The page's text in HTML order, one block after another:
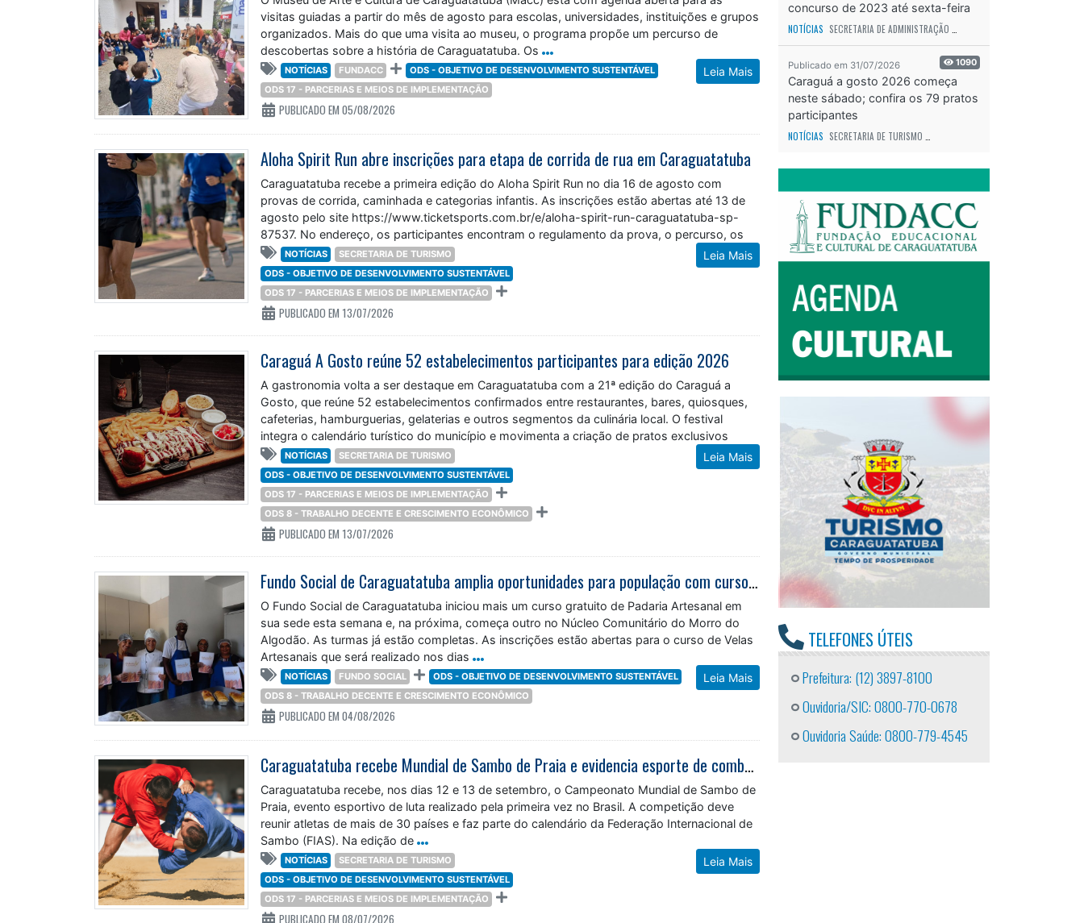
visitas guiadas a partir do mês de agosto para escolas, universidades, instituições e grupos
organizados. Mais do que uma visita ao museu, o programa propõe um percurso de
descobertas sobre a história de Caraguatatuba. Os
Leia Mais
NOTÍCIAS FUNDACC
ODS - OBJETIVO DE DESENVOLVIMENTO SUSTENTÁVEL
ODS 17 - PARCERIAS E MEIOS DE IMPLEMENTAÇÃO
PUBLICADO EM 05/08/2026
Aloha Spirit Run abre inscrições para etapa de corrida de rua em Caraguatatuba
Caraguatatuba recebe a primeira edição do Aloha Spirit Run no dia 16 de agosto com
provas de corrida, caminhada e categorias infantis. As inscrições estão abertas até 13 de
agosto pelo site https://www.ticketsports.com.br/e/aloha-spirit-run-caraguatatuba-sp-
87537. No endereço, os participantes encontram o regulamento da prova, o percurso, os
lotes e valores das inscrições,
Leia Mais
NOTÍCIAS
SECRETARIA DE TURISMO
ODS - OBJETIVO DE DESENVOLVIMENTO SUSTENTÁVEL
ODS 17 - PARCERIAS E MEIOS DE IMPLEMENTAÇÃO
PUBLICADO EM 13/07/2026
Caraguá A Gosto reúne 52 estabelecimentos participantes para edição 2026
A gastronomia volta a ser destaque em Caraguatatuba com a 21ª edição do Caraguá a
Gosto, que reúne 52 estabelecimentos confirmados entre restaurantes, bares, quiosques,
cafeterias, hamburguerias, gelaterias e outros segmentos da culinária local. O festival
integra o calendário turístico do município e movimenta a criação de pratos exclusivos
durante
Leia Mais
NOTÍCIAS
SECRETARIA DE TURISMO
ODS - OBJETIVO DE DESENVOLVIMENTO SUSTENTÁVEL
ODS 17 - PARCERIAS E MEIOS DE IMPLEMENTAÇÃO
ODS 8 - TRABALHO DECENTE E CRESCIMENTO ECONÔMICO
PUBLICADO EM 13/07/2026
O Fundo Social de Caraguatatuba iniciou mais um curso gratuito de Padaria Artesanal em
sua sede esta semana e, na próxima, começa outro no Núcleo Comunitário do Morro do
Algodão. As turmas já estão completas. As inscrições estão abertas para o curso de Velas
Artesanais que será realizado nos dias
Leia Mais
NOTÍCIAS FUNDO SOCIAL
ODS - OBJETIVO DE DESENVOLVIMENTO SUSTENTÁVEL
ODS 8 - TRABALHO DECENTE E CRESCIMENTO ECONÔMICO
PUBLICADO EM 04/08/2026
Caraguatatuba recebe, nos dias 12 e 13 de setembro, o Campeonato Mundial de Sambo de
Praia, evento esportivo de luta realizado pela primeira vez no Brasil. A competição deve
reunir atletas de mais de 30 países e faz parte do calendário da Federação Internacional de
Sambo (FIAS). Na edição de
Leia Mais
NOTÍCIAS
SECRETARIA DE TURISMO
ODS - OBJETIVO DE DESENVOLVIMENTO SUSTENTÁVEL
ODS 17 - PARCERIAS E MEIOS DE IMPLEMENTAÇÃO
PUBLICADO EM 08/07/2026
concurso de 2023 até sexta-feira
(17)
NOTÍCIAS SECRETARIA DE ADMINISTRAÇÃO
Publicado em 31/07/2026 1090
Caraguá a gosto 2026 começa
neste sábado; confira os 79 pratos
participantes
NOTÍCIAS SECRETARIA DE TURISMO
TELEFONES ÚTEIS
Prefeitura: (12) 3897-8100
Ouvidoria/SIC: 0800-770-0678
Ouvidoria Saúde: 0800-779-4545